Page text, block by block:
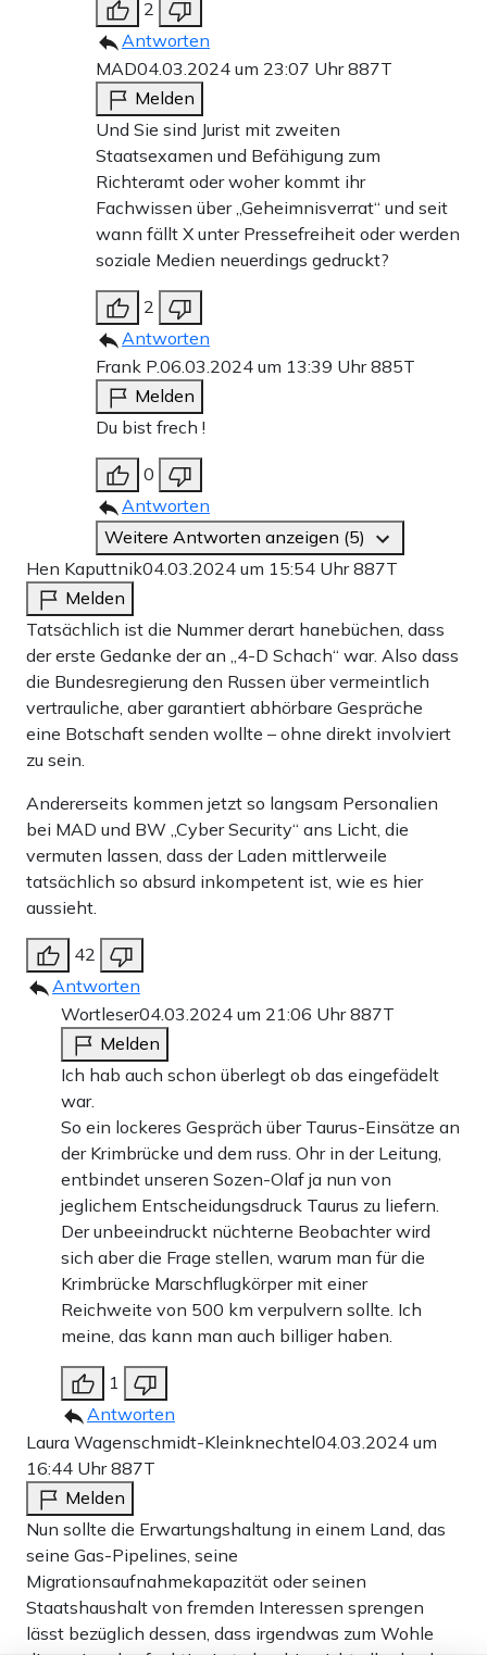
2
Antworten
MAD04.03.2024 um 23:07 Uhr887T
Melden
Und Sie sind Jurist mit zweiten
Staatsexamen und Befähigung zum
Richteramt oder woher kommt ihr
Fachwissen über „Geheimnisverrat“ und seit
wann fällt X unter Pressefreiheit oder werden
soziale Medien neuerdings gedruckt?
2
Antworten
Frank P.06.03.2024 um 13:39 Uhr885T
Melden
Du bist frech !
0
Antworten
Weitere Antworten anzeigen (5)
Hen Kaputtnik04.03.2024 um 15:54 Uhr887T
Melden
Tatsächlich ist die Nummer derart hanebüchen, dass
der erste Gedanke der an „4-D Schach“ war. Also dass
die Bundesregierung den Russen über vermeintlich
vertrauliche, aber garantiert abhörbare Gespräche
eine Botschaft senden wollte – ohne direkt involviert
zu sein.
Andererseits kommen jetzt so langsam Personalien
bei MAD und BW „Cyber Security“ ans Licht, die
vermuten lassen, dass der Laden mittlerweile
tatsächlich so absurd inkompetent ist, wie es hier
aussieht.
42
Antworten
Wortleser04.03.2024 um 21:06 Uhr887T
Melden
Ich hab auch schon überlegt ob das eingefädelt
war.
So ein lockeres Gespräch über Taurus-Einsätze an
der Krimbrücke und dem russ. Ohr in der Leitung,
entbindet unseren Sozen-Olaf ja nun von
jeglichem Entscheidungsdruck Taurus zu liefern.
Der unbeeindruckt nüchterne Beobachter wird
sich aber die Frage stellen, warum man für die
Krimbrücke Marschflugkörper mit einer
Reichweite von 500 km verpulvern sollte. Ich
meine, das kann man auch billiger haben.
1
Antworten
Laura Wagenschmidt-Kleinknechtel04.03.2024 um
16:44 Uhr887T
Melden
Nun sollte die Erwartungshaltung in einem Land, das
seine Gas-Pipelines, seine
Migrationsaufnahmekapazität oder seinen
Staatshaushalt von fremden Interessen sprengen
lässt bezüglich dessen, dass irgendwas zum Wohle